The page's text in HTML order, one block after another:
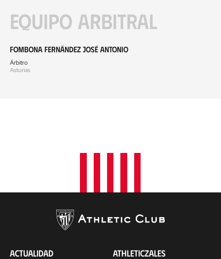
Equipo arbitral
Fombona Fernández José Antonio
Árbitro
Asturias
ACTUALIDAD ATHLETICZALES